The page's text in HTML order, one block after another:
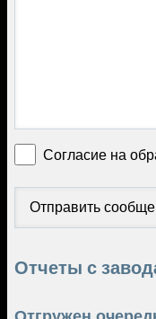
Согласие на
Отчеты с